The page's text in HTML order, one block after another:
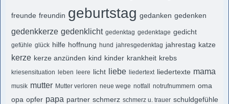
freunde freundin geburtstag gedanken gedenken
gedenkkerze gedenklicht gedenktag gedenktage gedicht
gefühle glück hilfe hoffnung hund jahresgedenktag jahrestag katze
kerze kerze anzünden kind kinder krankheit krebs
kriesensituation leben leere licht liebe liedertext liedertexte mama
musik mutter Mutter verloren neue wege notfall notrufnummern oma
opa opfer papa partner schmerz schmerz u. trauer schuldgefühle